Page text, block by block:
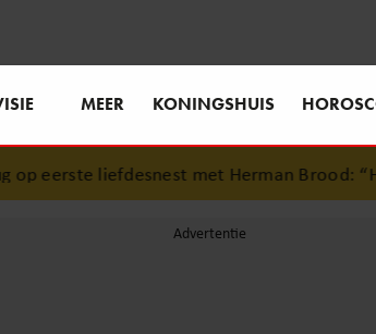
MEER KONINGSHUIS
eerste liefdesnest met Herman Brood: “Hier